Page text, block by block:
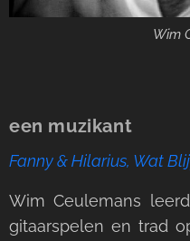
Wim
een muzikant
Fanny & Hilarius, Wat
Wim Ceulemans
gitaarspelen en trad